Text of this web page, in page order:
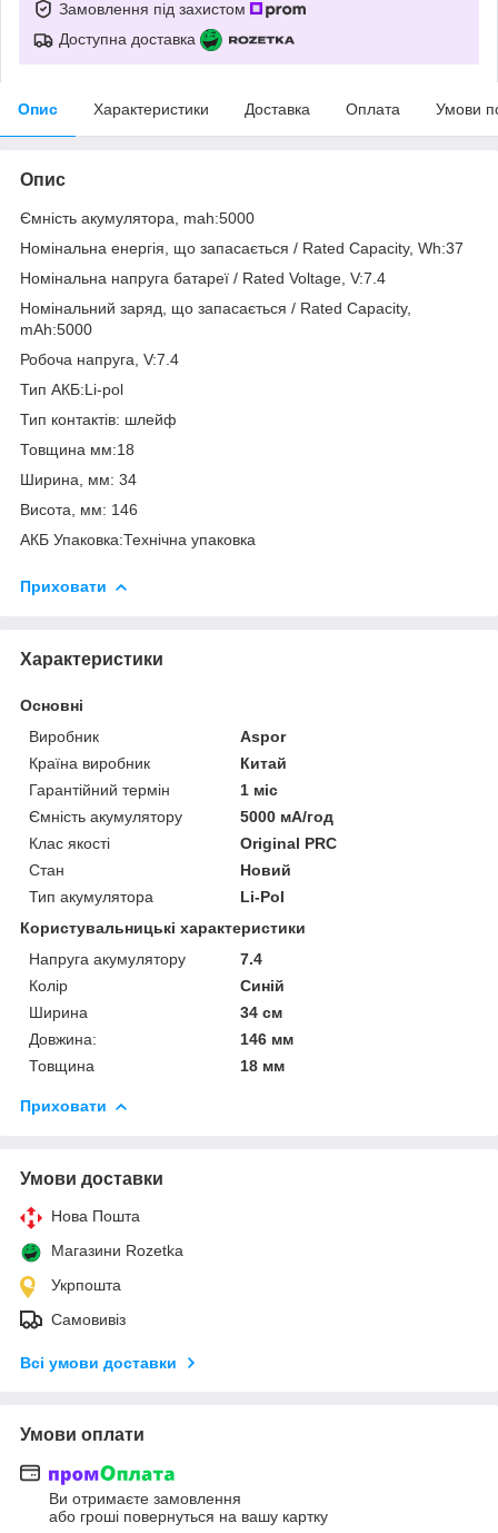
Замовлення під захистом
Доступна доставка
Опис Характеристики Доставка Оплата Умови
Опис
Ємність акумулятора, mah:5000
Номінальна енергія, що запасається / Rated Capacity, Wh:37
Номінальна напруга батареї / Rated Voltage, V:7.4
Номінальний заряд, що запасається / Rated Capacity,
mAh:5000
Робоча напруга, V:7.4
Тип АКБ:Li-pol
Тип контактів: шлейф
Товщина мм:18
Ширина, мм: 34
Висота, мм: 146
АКБ Упаковка:Технічна упаковка
Приховати
Характеристики
Основні
Виробник
Aspor
Країна виробник
Китай
Гарантійний термін
1 міс
Ємність акумулятору
5000 мА/год
Клас якості
Original PRC
Стан
Новий
Тип акумулятора
Li-Pol
Користувальницькі характеристики
Напруга акумулятору
7.4
Колір
Синій
Ширина
34 см
Довжина:
146 мм
Товщина
18 мм
Приховати
Умови доставки
Нова Пошта
Магазини Rozetka
Укрпошта
Самовивіз
Всі умови доставки
Умови оплати
Ви отримаєте замовлення
або гроші повернуться на вашу картку